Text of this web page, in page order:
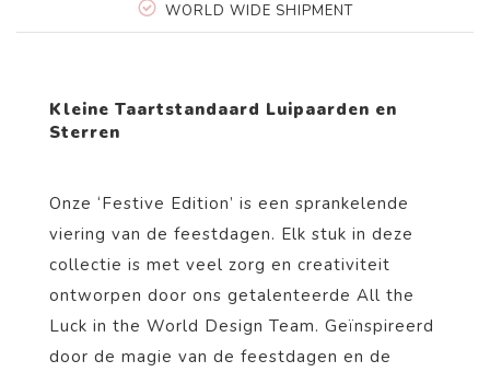
WORLD WIDE SHIPMENT
Kleine Taartstandaard Luipaarden en
Sterren
Onze ‘Festive Edition’ is een sprankelende
viering van de feestdagen. Elk stuk in deze
collectie is met veel zorg en creativiteit
ontworpen door ons getalenteerde All the
Luck in the World Design Team. Geïnspireerd
door de magie van de feestdagen en de